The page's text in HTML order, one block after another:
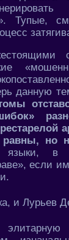
Тупые,
данную
равны, но
языки, в
если